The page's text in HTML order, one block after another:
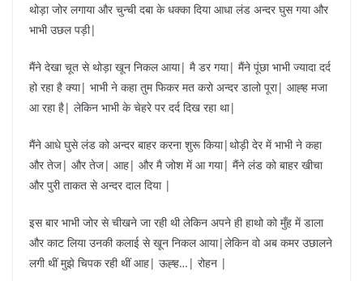
थोड़ा जोर लगाया और चुन्ची दबा के धक्का दिया आधा लंड अन्दर घुस गया और
भाभी उछल पड़ी|
मैंने देखा चूत से थोड़ा खून निकल आया| मै डर गया| मैंने पूंछा भाभी ज्यादा दर्द
हो रहा है क्या| भाभी ने कहा तुम फिकर मत करो अन्दर डालो पूरा| आह्ह मजा
आ रहा है| लेकिन भाभी के चेहरे पर दर्द दिख रहा था|
मैंने आधे घुसे लंड को अन्दर बाहर करना शुरू किया|थोड़ी देर में भाभी ने कहा
और तेज| और तेज| आह| और मै जोश में आ गया| मैंने लंड को बाहर खीचा
और पुरी ताकत से अन्दर दाल दिया |
इस बार भाभी जोर से चीखने जा रही थी लेकिन अपने ही हाथो को मुँह में डाला
और काट लिया उनकी कलाई से खून निकल आया|लेकिन वो अब कमर उछालने
लगी थीं मुझे चिपक रही थीं आह| ऊह्ह…| रोहन |